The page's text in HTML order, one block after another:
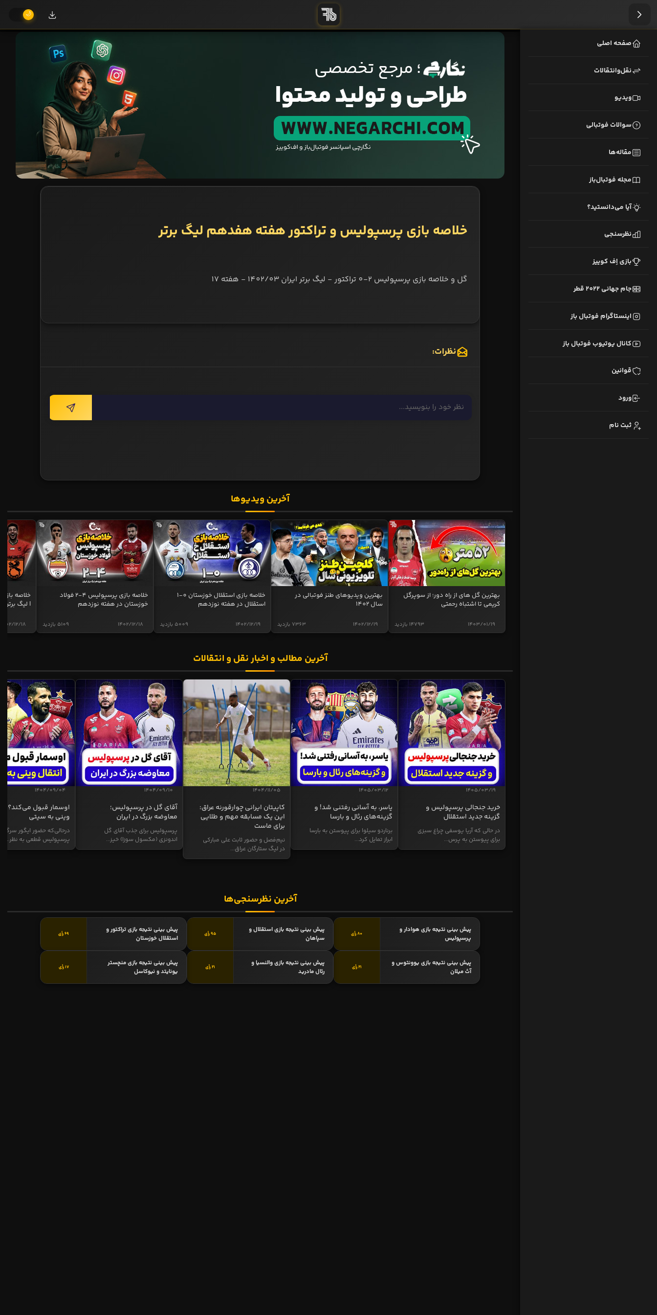
صفحه اصلی
نقل‌وانتقالات
ویدیو
سوالات فوتبالی
مقاله‌ها
مجله فوتبال‌باز
آیا می‌دانستید؟
نظرسنجی
بازی اِف کوییز
جام جهانی 2022 قطر
اینستاگرام فوتبال باز
کانال یوتیوب فوتبال باز
قوانین
ورود
ثبت نام
خلاصه بازی پرسپولیس و تراکتور هفته هفدهم لیگ برتر
گل و خلاصه بازی پرسپولیس 2-0 تراکتور - لیگ برتر ایران 1402/03 - هفته 17
نظرات:
آخرین ویدیوها
بهترین گل های از راه دور؛ از سوپرگل
کریمی تا اشتباه رحمتی
14793 بازدید 1403/01/19
بهترین ویدیوهای طنز فوتبالی در
سال 1402
7363 بازدید 1402/12/19
خلاصه بازی استقلال خوزستان 0-1
استقلال در هفته نوزدهم
5009 بازدید 1402/12/19
خلاصه بازی پرسپولیس 4-2 فولاد
خوزستان در هفته نوزدهم
5109 بازدید 1402/12/18
| لیگ برتر
1402/12/18
آخرین مطالب و اخبار نقل و انتقالات
1405/03/19
خرید جنجالی پرسپولیس و
گزینه جدید استقلال
در حالی که آریا یوسفی چراغ سبزی
برای پیوستن به پرس...
1405/03/12
یاسر، به آسانی رفتنی شد! و
گزینه‌های رئال و بارسا
برناردو سیلوا برای پیوستن به بارسا
ابراز تمایل کرد...
1404/11/05
کاپیتان ایرانی چوارقورنه عراق:
این یک مسابقه مهم و طلایی
برای ماست
نیم‌فصل و حضور ثابت علی مبارکی
در لیگ ستارگان عراق...
1404/09/10
آقای گل در پرسپولیس؛
معاوضه بزرگ در ایران
پرسپولیس برای جذب آقای گل
اندونزی (مکسول سوزا) خیز...
1404/09/04
اوسمار قبول می‌کند؟
وینی به سیتی
درحالی‌که حضور ایگور
پرسپولیس قطعی به نظر...
آخرین نظرسنجی‌ها
پیش بینی نتیجه بازی هوادار و
پرسپولیس
80 رأی
پیش بینی نتیجه بازی استقلال و
سپاهان
95 رأی
پیش بینی نتیجه بازی تراکتور و
استقلال خوزستان
69 رأی
پیش بینی نتیجه بازی یوونتوس و
آث میلان
21 رأی
پیش بینی نتیجه بازی والنسیا و
رئال مادرید
21 رأی
پیش بینی نتیجه بازی منچستر
یونایتد و نیوکاسل
17 رأی